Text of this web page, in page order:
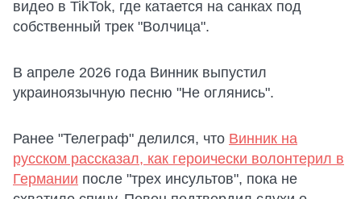
видео в TikTok, где катается на санках под
собственный трек "Волчица".
В апреле 2026 года Винник выпустил
украиноязычную песню "Не оглянись".
Ранее "Телеграф" делился, что Винник на
русском рассказал, как героически волонтерил в
Германии после "трех инсультов", пока не